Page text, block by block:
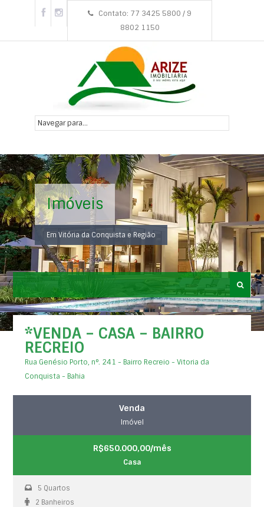
Contato: 77 3425 5800 / 9
8802 1150
Imóveis
Em Vitória da Conquista e Região
*VENDA – CASA – BAIRRO
RECREIO
Rua Genésio Porto, n°. 241 - Bairro Recreio - Vitoria da
Conquista - Bahia
Venda
Imóvel
R$650.000,00/mês
Casa
5 Quartos
2 Banheiros